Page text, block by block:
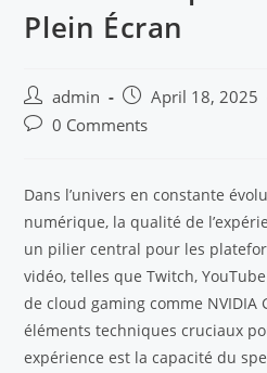
Plein Écran
admin April 18, 2025
0 Comments
Dans l’univers en constante
numérique, la qualité de
un pilier central pour les
vidéo, telles que Twitch,
de cloud gaming comme NVIDIA
éléments techniques cruciaux
expérience est la capacité du